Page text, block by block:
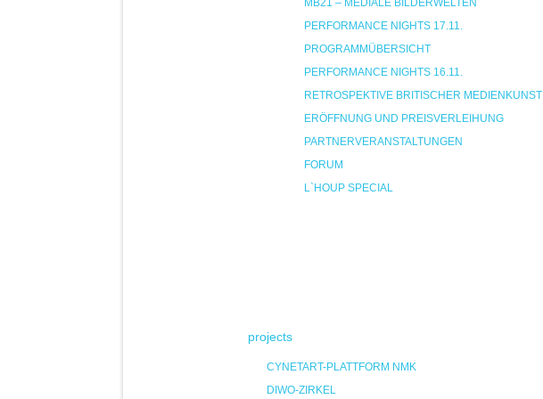
MB21 – MEDIALE BILDERWELTEN
PERFORMANCE NIGHTS 17.11.
PROGRAMMÜBERSICHT
PERFORMANCE NIGHTS 16.11.
RETROSPEKTIVE BRITISCHER MEDIENKUNST
ERÖFFNUNG UND PREISVERLEIHUNG
PARTNERVERANSTALTUNGEN
FORUM
L`HOUP SPECIAL
projects
CYNETART-PLATTFORM NMK
DIWO-ZIRKEL